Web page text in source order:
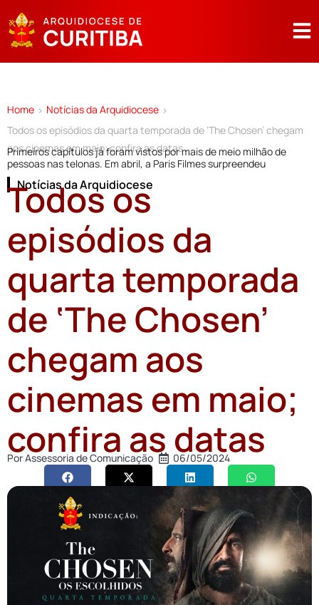
Home > Notícias da Arquidiocese >
Todos os episódios da quarta temporada de ‘The Chosen’ chegam
aos cinemas em maio; confira as datas
Primeiros capítulos já foram vistos por mais de meio milhão de
pessoas nas telonas. Em abril, a Paris Filmes surpreendeu
Notícias da Arquidiocese
Todos os
episódios da
quarta temporada
de ‘The Chosen’
chegam aos
cinemas em maio;
confira as datas
PorAssessoria de Comunicação 06/05/2024